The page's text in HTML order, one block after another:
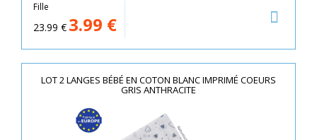
Fille
23.99 € 3.99 €
LOT 2 LANGES BÉBÉ EN COTON BLANC IMPRIMÉ COEURS
GRIS ANTHRACITE